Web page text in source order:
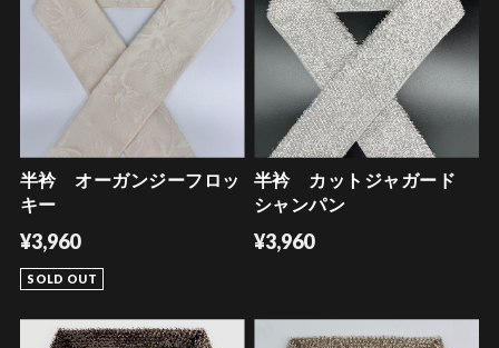
半衿 オーガンジーフロッ
キー
¥3,960
SOLD OUT
半衿 カットジャガード
シャンパン
¥3,960